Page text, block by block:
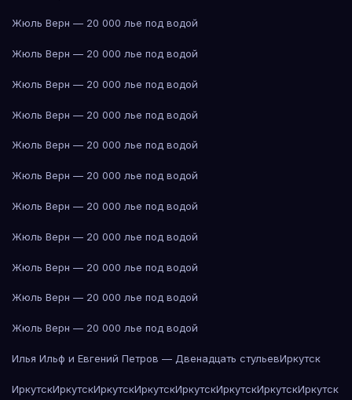
Жюль Верн — 20 000 лье под водой
Жюль Верн — 20 000 лье под водой
Жюль Верн — 20 000 лье под водой
Жюль Верн — 20 000 лье под водой
Жюль Верн — 20 000 лье под водой
Жюль Верн — 20 000 лье под водой
Жюль Верн — 20 000 лье под водой
Жюль Верн — 20 000 лье под водой
Жюль Верн — 20 000 лье под водой
Жюль Верн — 20 000 лье под водой
Жюль Верн — 20 000 лье под водой
Илья Ильф и Евгений Петров — Двенадцать стульевИркутск
ИркутскИркутскИркутскИркутскИркутскИркутскИркутскИркутск